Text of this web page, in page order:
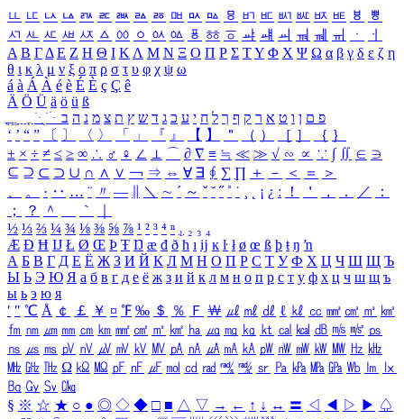
ㅥ ㅦ ㅧ ㅨ ㅩ ㅪ ㅫ ㅬ ㅭ ㅮ ㅯ ㅰ ㅱ ㅲ ㅳ ㅴ ㅵ ㅶ ㅷ ㅸ
ㅹ
ㅺ ㅻ ㅼ ㅽ ㅾ ㅿ ㆀ ㆁ ㆂ ㆃ ㆄ ㆅ ㆆ ㆇ ㆈ ㆉ ㆊ ㆋ ㆌ ㆍ
ㆎ
Α Β ΓΔ Ε Ζ Η Θ Ι ΚΛ Μ Ν Ξ Ο Π Ρ Σ ΤΥ Φ Χ Ψ Ω α β γ δ ε ζ η
θ ι κ λ μ ν ξ ο π ρ σ τ υ φ χ ψ ω
á à Á À é è É È ç Ç ê
Ä Ö Ü ä ö ü ß
ִֶֹ ֻּ ׁׂ פ ם ן ו ט א ר ק ף ך ל ח י ע כ ג ד ש ץ ת צ מ נ ה ב
‘ ’ “ ” 〔 〕 〈 〉 「 」 『 』 【 】 ＂ （ ） ［ ］ ｛ ｝
± × ÷ ≠ ≤ ≥ ∞ ∴ ♂ ♀ ∠ ⊥ ⌒ ∂ ∇ ≡ ≒ ≪ ≫ √ ∽ ∝ ∵ ∫ ∬ ∈ ∋
⊆ ⊇ ⊂ ⊃ ∪ ∩ ∧ ∨ ￢ ⇒ ⇔ ∀ ∃ ∮ ∑ ∏ ＋ － ＜ ＝
＞
、
。 · ‥ … ¨ 〃 ― ＼ ∼ ´ ～ ˇ ˘ ˝ ˚ ˙ ¸ ¡ ¿ ː ！ ＇ ， ． ／
：
；
？ ＾ ｀
½ ⅓ ⅔ ¼ ¾ ⅛ ⅜ ⅝ ⅞ ¹ ² ³ ⁴ ⁿ ₁ ₂ ₃ ₄
Æ Ð Ħ Ĳ Ł Ø Œ Þ Ŧ Ŋ æ đ ð ħ ı ĳ ĸ ŀ ł ø œ ß þ ŧ ŋ ŉ
А Б В Г Д Е Ё Ж З И Й К Л М Н О П Р С Т У Ф Х Ц Ч Ш Щ Ъ
Ы Ь Э Ю Я а б в г д е ё ж з и й к л м н о п р с т у ф х ц ч ш щ ъ
ы ь э ю я
′ ″ ℃ Å ￠ ￡ ￥ ¤ ℉ ‰ ＄ ％ Ｆ ￦ ㎕ ㎖ ㎗ ℓ ㎘ ㏄ ㎣ ㎤ ㎥ ㎦
㎙ ㎚ ㎛ ㎜ ㎝ ㎞ ㎟ ㎠ ㎡ ㎢ ㏊ ㎍ ㎎ ㎏ ㏏ ㎈ ㎉ ㏈ ㎧ ㎨ ㎰
㎱ ㎲ ㎳ ㎴ ㎵ ㎶ ㎷ ㎸ ㎹ ㎀ ㎁ ㎂ ㎃ ㎄ ㎺ ㎻ ㎽ ㎾ ㎿ ㎐ ㎑
㎒ ㎓ ㎔ Ω ㏀ ㏁ ㎊ ㎋ ㎌ ㏖ ㏅ ㎭ ㎮ ㎯ ㏛ ㎩ ㎪ ㎫ ㎬ ㏝ ㏐
㏓
㏃ ㏉ ㏜ ㏆
§ ※ ☆ ★ ○ ● ◎ ◇ ◆ □ ■ △ ▽ → ← ↑ ↓ ↔ 〓 ◁ ◀ ▷ ▶ ♤